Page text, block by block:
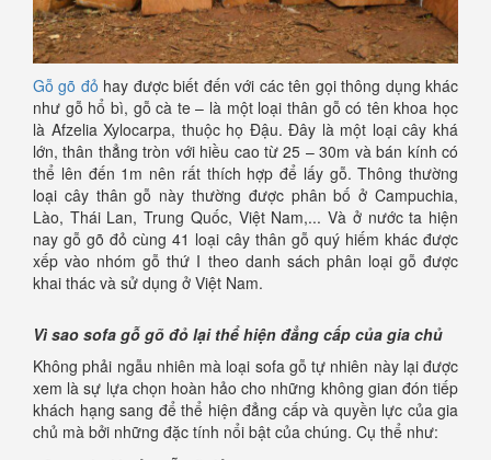
Gỗ gõ đỏ hay được biết đến với các tên gọi thông dụng khác
như gỗ hổ bì, gỗ cà te – là một loại thân gỗ có tên khoa học
là Afzelia Xylocarpa, thuộc họ Đậu. Đây là một loại cây khá
lớn, thân thẳng tròn với hiều cao từ 25 – 30m và bán kính có
thể lên đến 1m nên rất thích hợp để lấy gỗ. Thông thường
loại cây thân gỗ này thường được phân bố ở Campuchia,
Lào, Thái Lan, Trung Quốc, Việt Nam,... Và ở nước ta hiện
nay gỗ gõ đỏ cùng 41 loại cây thân gỗ quý hiếm khác được
xếp vào nhóm gỗ thứ I theo danh sách phân loại gỗ được
khai thác và sử dụng ở Việt Nam.
Vì sao sofa gỗ gõ đỏ lại thể hiện đẳng cấp của gia chủ
Không phải ngẫu nhiên mà loại sofa gỗ tự nhiên này lại được
xem là sự lựa chọn hoàn hảo cho những không gian đón tiếp
khách hạng sang để thể hiện đẳng cấp và quyền lực của gia
chủ mà bởi những đặc tính nổi bật của chúng. Cụ thể như: